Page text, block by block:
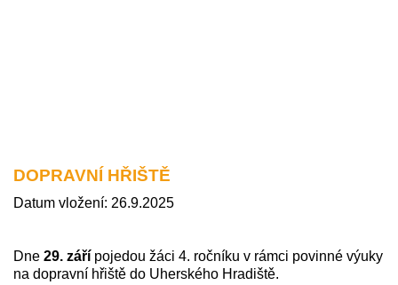
DOPRAVNÍ HŘIŠTĚ
Datum vložení: 26.9.2025
Dne 29. září pojedou žáci 4. ročníku v rámci povinné výuky
na dopravní hřiště do Uherského Hradiště.